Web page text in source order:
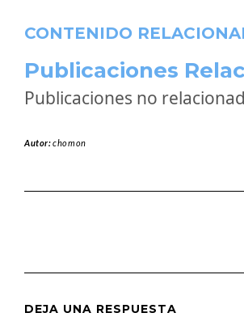
CONTENIDO
Publicaciones
Publicaciones no
Autor:chomon
DEJA UNA RESPUESTA